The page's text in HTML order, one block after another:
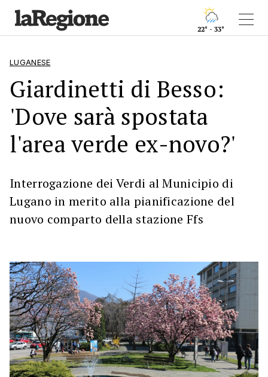
22° - 33°
LUGANESE
Giardinetti di Besso:
'Dove sarà spostata
l'area verde ex-novo?'
Interrogazione dei Verdi al Municipio di
Lugano in merito alla pianificazione del
nuovo comparto della stazione Ffs